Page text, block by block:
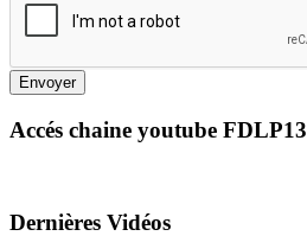
Envoyer
Accés chaine youtube FDLP13
Dernières Vidéos